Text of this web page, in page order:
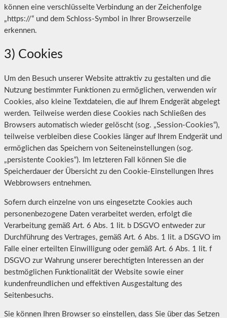
können eine verschlüsselte Verbindung an der Zeichenfolge
„https://“ und dem Schloss-Symbol in Ihrer Browserzeile
erkennen.
3) Cookies
Um den Besuch unserer Website attraktiv zu gestalten und die
Nutzung bestimmter Funktionen zu ermöglichen, verwenden wir
Cookies, also kleine Textdateien, die auf Ihrem Endgerät abgelegt
werden. Teilweise werden diese Cookies nach Schließen des
Browsers automatisch wieder gelöscht (sog. „Session-Cookies“),
teilweise verbleiben diese Cookies länger auf Ihrem Endgerät und
ermöglichen das Speichern von Seiteneinstellungen (sog.
„persistente Cookies“). Im letzteren Fall können Sie die
Speicherdauer der Übersicht zu den Cookie-Einstellungen Ihres
Webbrowsers entnehmen.
Sofern durch einzelne von uns eingesetzte Cookies auch
personenbezogene Daten verarbeitet werden, erfolgt die
Verarbeitung gemäß Art. 6 Abs. 1 lit. b DSGVO entweder zur
Durchführung des Vertrages, gemäß Art. 6 Abs. 1 lit. a DSGVO im
Falle einer erteilten Einwilligung oder gemäß Art. 6 Abs. 1 lit. f
DSGVO zur Wahrung unserer berechtigten Interessen an der
bestmöglichen Funktionalität der Website sowie einer
kundenfreundlichen und effektiven Ausgestaltung des
Seitenbesuchs.
Sie können Ihren Browser so einstellen, dass Sie über das Setzen